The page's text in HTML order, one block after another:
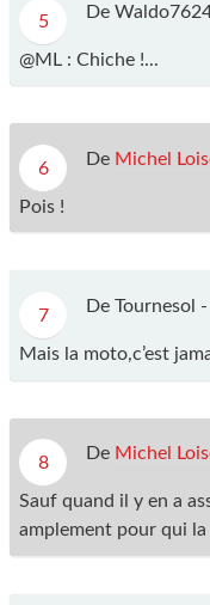
5 De
@ML : Chiche !...
6 De Michel
Pois !
7 De Tournesol -
Mais la moto,c’est
8 De Michel
Sauf quand il y en a
amplement pour qui